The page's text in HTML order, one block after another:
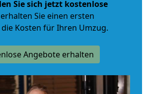
Sie sich jetzt kostenlose
Sie einen ersten
Kosten für Ihren Umzug.
Angebote erhalten